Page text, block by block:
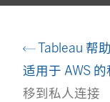
Tableau 帮助
适用于 AWS
移到私人连接